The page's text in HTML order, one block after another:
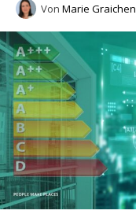
Von Marie Graichen